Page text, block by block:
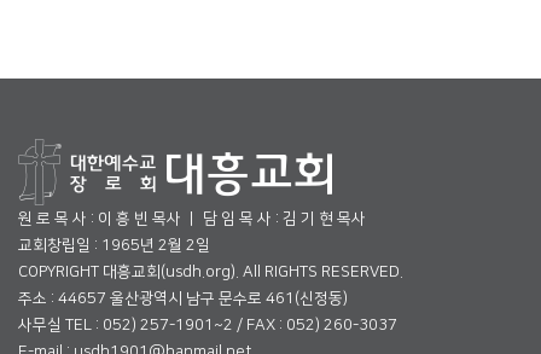
원 로 목 사 : 이 흥 빈 목사 ㅣ 담 임 목 사 : 김 기 현 목사
교회창립일 : 1965년 2월 2일
COPYRIGHT 대흥교회(usdh.org). All RIGHTS RESERVED.
주소 : 44657 울산광역시 남구 문수로 461(신정동)
사무실 TEL : 052) 257-1901~2 / FAX : 052) 260-3037